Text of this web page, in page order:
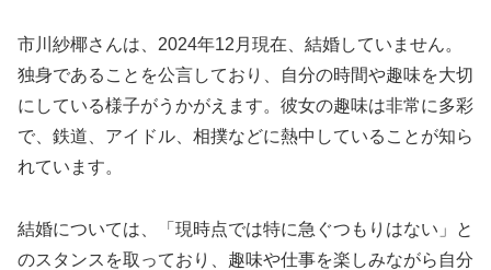
市川紗椰さんは、2024年12月現在、結婚していません。
独身であることを公言しており、自分の時間や趣味を大切
にしている様子がうかがえます。彼女の趣味は非常に多彩
で、鉄道、アイドル、相撲などに熱中していることが知ら
れています。
結婚については、「現時点では特に急ぐつもりはない」と
のスタンスを取っており、趣味や仕事を楽しみながら自分